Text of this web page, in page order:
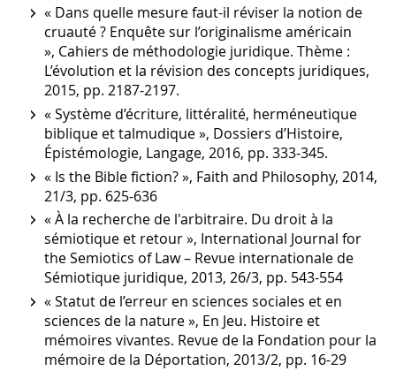
« Dans quelle mesure faut-il réviser la notion de
cruauté ? Enquête sur l’originalisme américain
», Cahiers de méthodologie juridique. Thème :
L’évolution et la révision des concepts juridiques,
2015, pp. 2187-2197.
« Système d’écriture, littéralité, herméneutique
biblique et talmudique », Dossiers d’Histoire,
Épistémologie, Langage, 2016, pp. 333-345.
« Is the Bible fiction? », Faith and Philosophy, 2014,
21/3, pp. 625-636
« À la recherche de l'arbitraire. Du droit à la
sémiotique et retour », International Journal for
the Semiotics of Law – Revue internationale de
Sémiotique juridique, 2013, 26/3, pp. 543-554
« Statut de l’erreur en sciences sociales et en
sciences de la nature », En Jeu. Histoire et
mémoires vivantes. Revue de la Fondation pour la
mémoire de la Déportation, 2013/2, pp. 16-29